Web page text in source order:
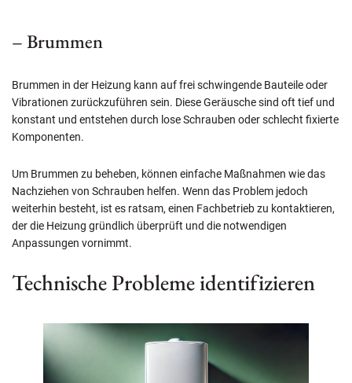
– Brummen
Brummen in der Heizung kann auf frei schwingende Bauteile oder
Vibrationen zurückzuführen sein. Diese Geräusche sind oft tief und
konstant und entstehen durch lose Schrauben oder schlecht fixierte
Komponenten.
Um Brummen zu beheben, können einfache Maßnahmen wie das
Nachziehen von Schrauben helfen. Wenn das Problem jedoch
weiterhin besteht, ist es ratsam, einen Fachbetrieb zu kontaktieren,
der die Heizung gründlich überprüft und die notwendigen
Anpassungen vornimmt.
Technische Probleme identifizieren